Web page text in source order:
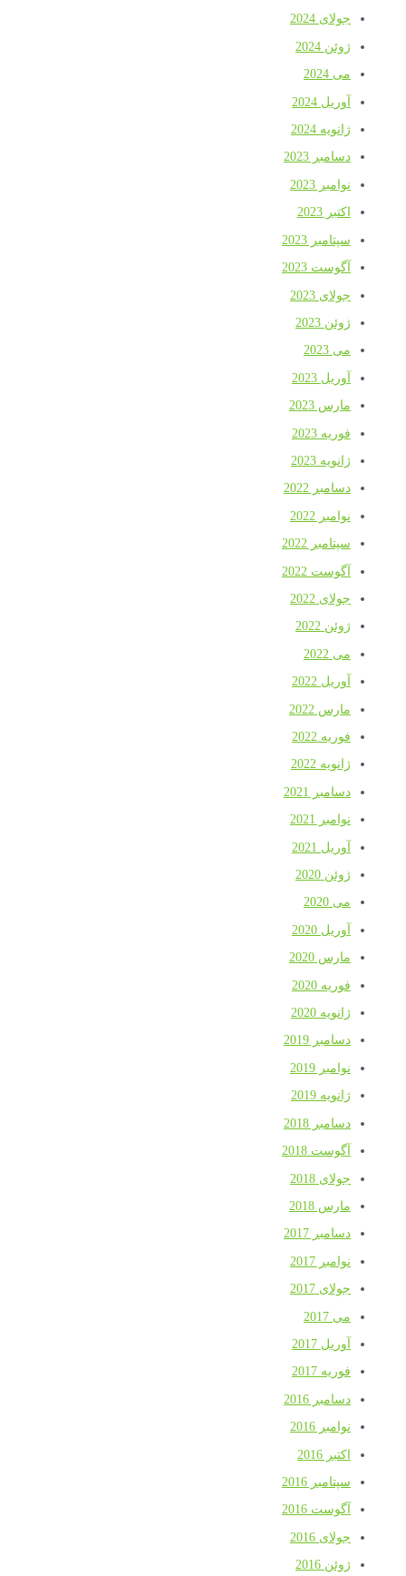
جولای 2024
ژوئن 2024
می 2024
آوریل 2024
ژانویه 2024
دسامبر 2023
نوامبر 2023
اکتبر 2023
سپتامبر 2023
آگوست 2023
جولای 2023
ژوئن 2023
می 2023
آوریل 2023
مارس 2023
فوریه 2023
ژانویه 2023
دسامبر 2022
نوامبر 2022
سپتامبر 2022
آگوست 2022
جولای 2022
ژوئن 2022
می 2022
آوریل 2022
مارس 2022
فوریه 2022
ژانویه 2022
دسامبر 2021
نوامبر 2021
آوریل 2021
ژوئن 2020
می 2020
آوریل 2020
مارس 2020
فوریه 2020
ژانویه 2020
دسامبر 2019
نوامبر 2019
ژانویه 2019
دسامبر 2018
آگوست 2018
جولای 2018
مارس 2018
دسامبر 2017
نوامبر 2017
جولای 2017
می 2017
آوریل 2017
فوریه 2017
دسامبر 2016
نوامبر 2016
اکتبر 2016
سپتامبر 2016
آگوست 2016
جولای 2016
ژوئن 2016